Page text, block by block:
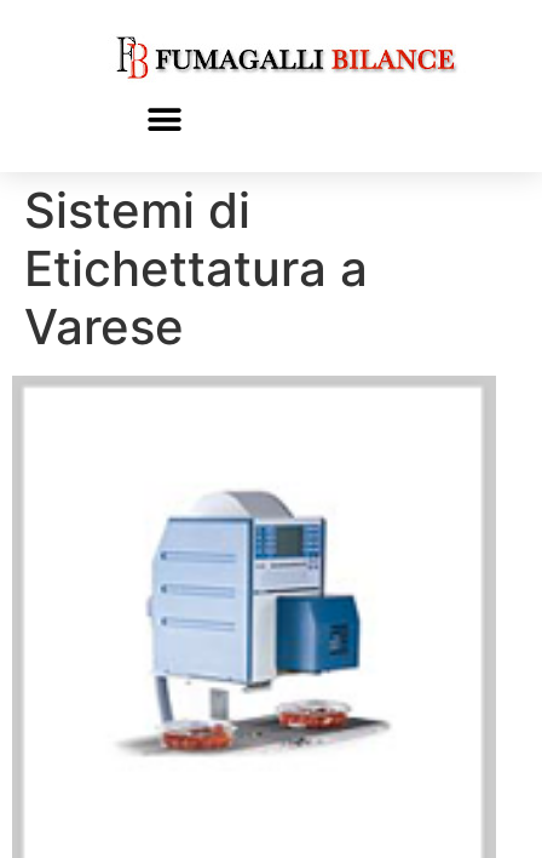
Sistemi di
Etichettatura a
Varese